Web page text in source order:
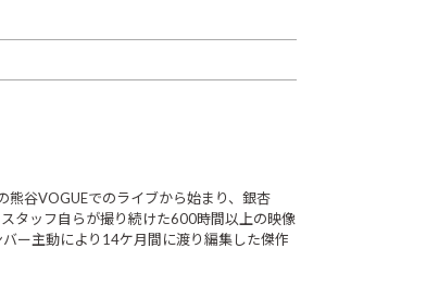
谷VOGUEでのライブから始まり、銀杏
タッフ自らが撮り続けた600時間以上の映像
ー主動により14ケ月間に渡り編集した傑作